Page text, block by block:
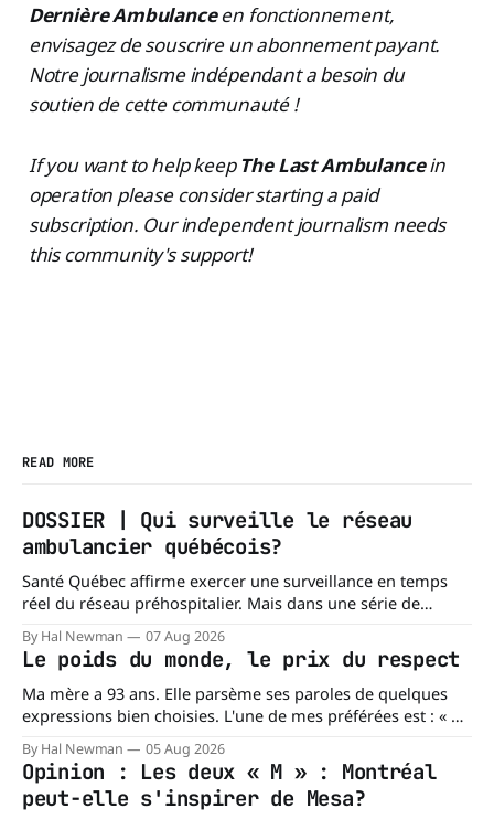
Dernière Ambulanceen fonctionnement,
envisagez de souscrire un abonnement payant.
Notre journalisme indépendant a besoin du
soutien de cette communauté !
If you want to help keep The Last Ambulancein
operation please consider starting a paid
subscription. Our independent journalism needs
this community's support!
READ MORE
DOSSIER | Qui surveille le réseau
ambulancier québécois?
Santé Québec affirme exercer une surveillance en temps
réel du réseau préhospitalier. Mais dans une série de
l'organisation confirme ne pas tenir certains registres
provinciaux qui permettraient de mesurer des situations
pourtant fondamentales pour évaluer la capacité du réseau
à répondre à
By Hal Newman 07 Aug 2026
Le poids du monde, le prix du respect
Ma mère a 93 ans. Elle parsème ses paroles de quelques
expressions bien choisies. L'une de mes préférées est : « À
évoque la folie, les lubies, les absurdités de la vie. Chacun
porte les siennes. Elle en a d'
By Hal Newman 05 Aug 2026
Opinion : Les deux « M » : Montréal
peut-elle s'inspirer de Mesa?